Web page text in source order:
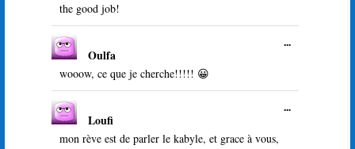
the good job!
Oulfa
wooow, ce que je cherche!!!!! 😀
...Ouvrir/
méta.
Loufi
mon rève est de parler le kabyle, et grace à vous,
...Ouvrir/